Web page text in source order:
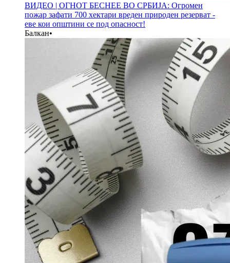
ВИДЕО | ОГНОТ БЕСНЕЕ ВО СРБИЈА: Огромен
пожар зафати 700 хектари вреден природен резерват -
еве кои општини се под опасност!
Балкан•